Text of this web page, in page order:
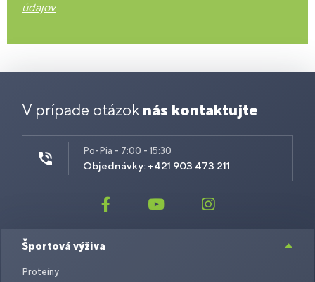
údajov
V prípade otázok nás kontaktujte
Po-Pia - 7:00 - 15:30
Objednávky: +421 903 473 211
Športová výživa
Proteíny